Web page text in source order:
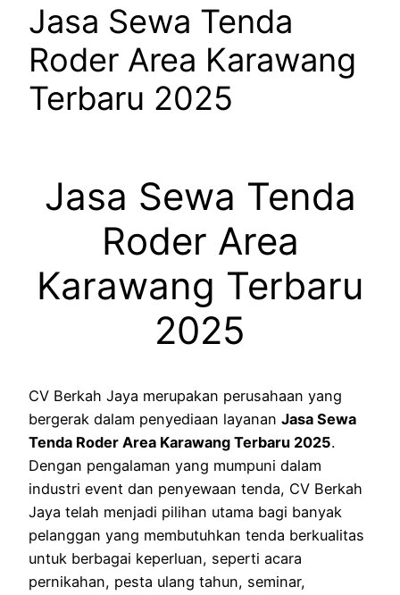
Jasa Sewa Tenda
Roder Area Karawang
Terbaru 2025
Jasa Sewa Tenda
Roder Area
Karawang Terbaru
2025
CV Berkah Jaya merupakan perusahaan yang
bergerak dalam penyediaan layanan Jasa Sewa
Tenda Roder Area Karawang Terbaru 2025.
Dengan pengalaman yang mumpuni dalam
industri event dan penyewaan tenda, CV Berkah
Jaya telah menjadi pilihan utama bagi banyak
pelanggan yang membutuhkan tenda berkualitas
untuk berbagai keperluan, seperti acara
pernikahan, pesta ulang tahun, seminar,